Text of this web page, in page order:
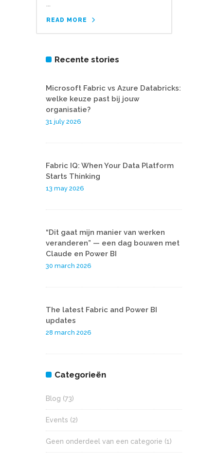
READ MORE
Recente stories
Microsoft Fabric vs Azure Databricks:
welke keuze past bij jouw
organisatie?
31 july 2026
Fabric IQ: When Your Data Platform
Starts Thinking
13 may 2026
“Dit gaat mijn manier van werken
veranderen” — een dag bouwen met
Claude en Power BI
30 march 2026
The latest Fabric and Power BI
updates
28 march 2026
Categorieën
Blog (73)
Events (2)
Geen onderdeel van een categorie (1)